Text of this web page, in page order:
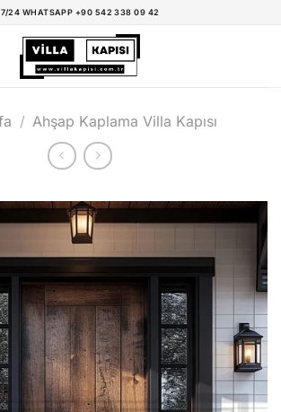
7/24 WHATSAPP +90 542 338 09 42
/ Ahşap Kaplama Villa Kapısı